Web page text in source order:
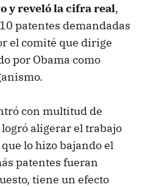
y reveló la cifra real,
patentes demandadas
el comité que dirige
por Obama como
con multitud de
aligerar el trabajo
lo hizo bajando el
patentes fueran
tiene un efecto